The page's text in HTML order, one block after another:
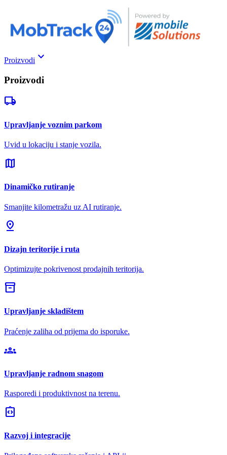
Proizvodi keyboard_arrow_down
Proizvodi
local_shipping
Upravljanje voznim parkom
Uvid u lokaciju i stanje vozila.
map
Dinamičko rutiranje
Smanjite kilometražu uz AI rutiranje.
pin_drop
Dizajn teritorije i ruta
Optimizujte pokrivenost prodajnih teritorija.
inventory_2
Upravljanje skladištem
Praćenje zaliha od prijema do isporuke.
groups
Upravljanje radnom snagom
Rasporedi i produktivnost na terenu.
integration_instructions
Razvoj i integracije